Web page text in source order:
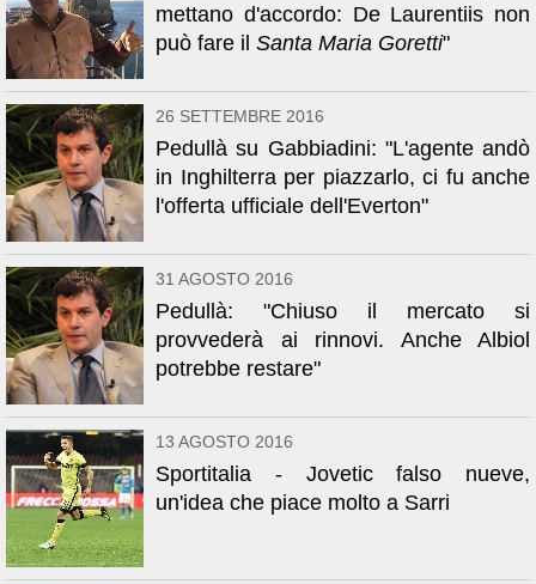
mettano d'accordo: De Laurentiis non
può fare il Santa Maria Goretti"
26 SETTEMBRE 2016
Pedullà su Gabbiadini: "L'agente andò
in Inghilterra per piazzarlo, ci fu anche
l'offerta ufficiale dell'Everton"
31 AGOSTO 2016
Pedullà: "Chiuso il mercato si
provvederà ai rinnovi. Anche Albiol
potrebbe restare"
13 AGOSTO 2016
Sportitalia - Jovetic falso nueve,
un'idea che piace molto a Sarri